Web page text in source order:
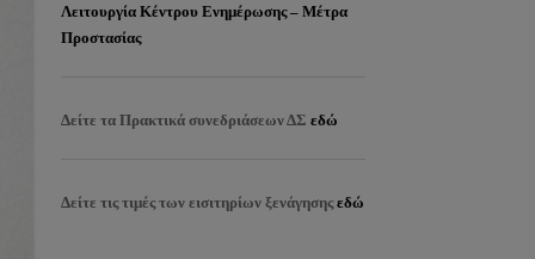
Λειτουργία Κέντρου Ενημέρωσης – Μέτρα
Προστασίας
Δείτε τα Πρακτικά συνεδριάσεων ΔΣ εδώ
Δείτε τις τιμές των εισιτηρίων ξενάγησηςεδώ